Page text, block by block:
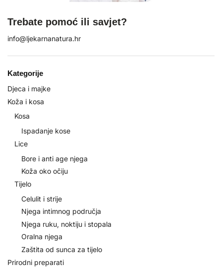
Trebate pomoć ili savjet?
info@ljekarnanatura.hr
Kategorije
Djeca i majke
Koža i kosa
Kosa
Ispadanje kose
Lice
Bore i anti age njega
Koža oko očiju
Tijelo
Celulit i strije
Njega intimnog područja
Njega ruku, noktiju i stopala
Oralna njega
Zaštita od sunca za tijelo
Prirodni preparati